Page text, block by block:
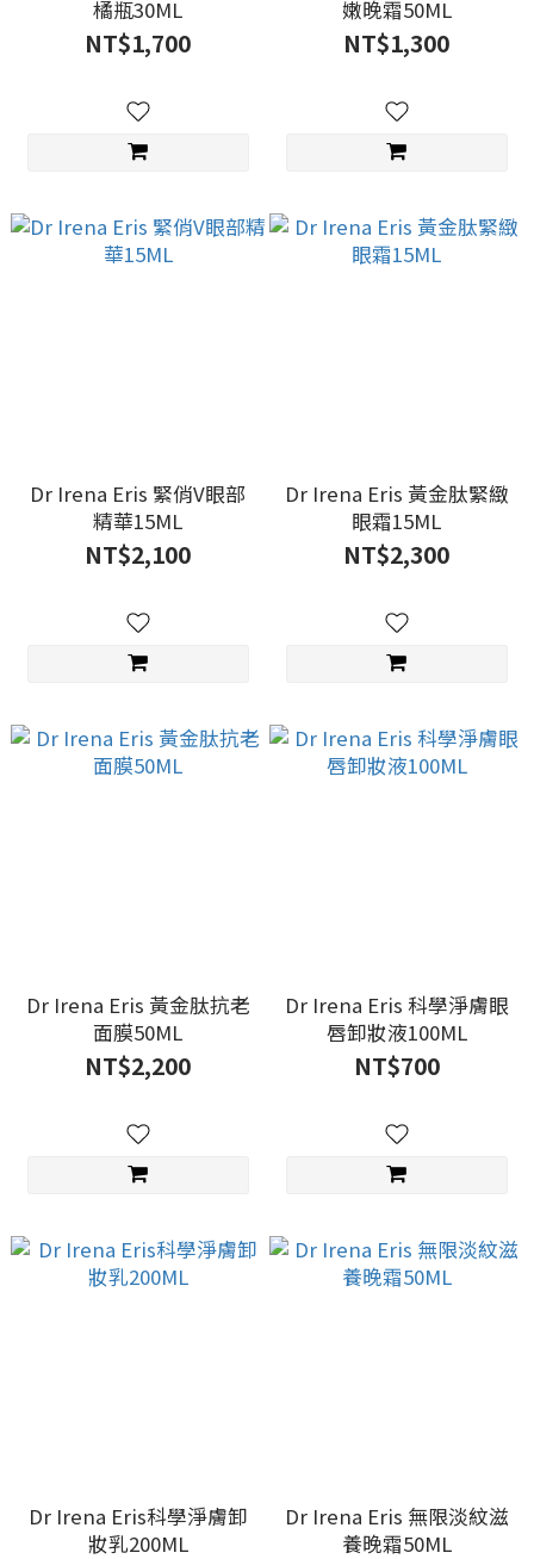
橘瓶30ML
NT$1,700
嫩晚霜50ML
NT$1,300
Dr Irena Eris 緊俏V眼部
精華15ML
NT$2,100
Dr Irena Eris 黃金肽緊緻
眼霜15ML
NT$2,300
Dr Irena Eris 黃金肽抗老
面膜50ML
NT$2,200
Dr Irena Eris 科學淨膚眼
唇卸妝液100ML
NT$700
Dr Irena Eris科學淨膚卸
妝乳200ML
Dr Irena Eris 無限淡紋滋
養晚霜50ML